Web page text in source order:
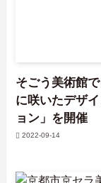
そごう美術館
に咲いたデザ
ョン」を開催
2022-09-14